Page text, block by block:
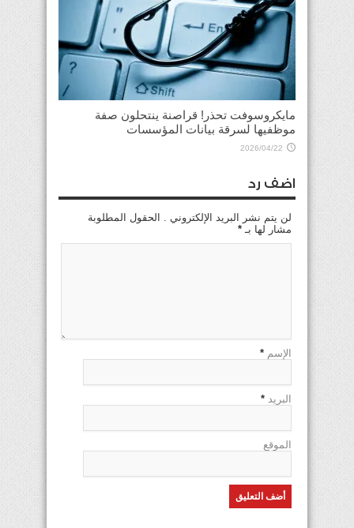
مايكروسوفت تحذر! قراصنة ينتحلون صفة
موظفيها لسرقة بيانات المؤسسات
2026/04/22
اضف رد
لن يتم نشر البريد الإلكتروني . الحقول المطلوبة
مشار لها بـ *
الإسم *
البريد *
الموقع